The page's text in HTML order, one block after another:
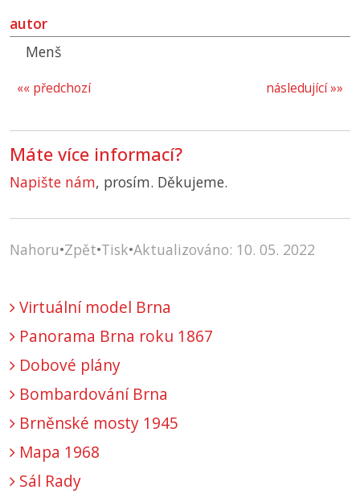
autor
Menš
následující »»
«« předchozí
Máte více informací?
Napište nám, prosím. Děkujeme.
Nahoru•Zpět•Tisk•Aktualizováno: 10. 05. 2022
Virtuální model Brna
Panorama Brna roku 1867
Dobové plány
Bombardování Brna
Brněnské mosty 1945
Mapa 1968
Sál Rady